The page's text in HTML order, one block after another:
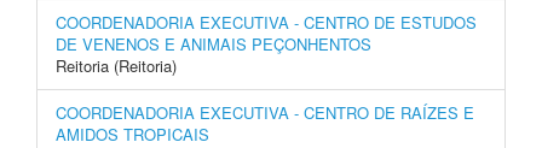
COORDENADORIA EXECUTIVA - CENTRO DE ESTUDOS
DE VENENOS E ANIMAIS PEÇONHENTOS
Reitoria (Reitoria)
COORDENADORIA EXECUTIVA - CENTRO DE RAÍZES E
AMIDOS TROPICAIS